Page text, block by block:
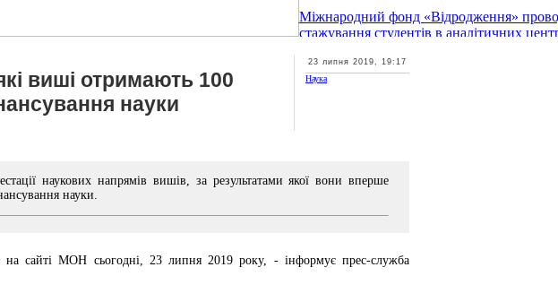
Міжнародний фонд «Відродження»
стажування студентів в аналітичних
23 липня 2019, 19:17
Наука
виші отримають 100
науки
наукових напрямів вишів, за результатами якої вони вперше
науки.
на сайті МОН сьогодні, 23 липня 2019 року, - інформує прес-служба